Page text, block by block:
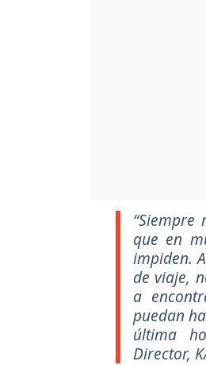
que en
impiden.
de viaje,
a
puedan
última
Director,